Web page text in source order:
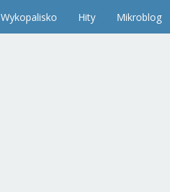
Wykopalisko Hity Mikroblog